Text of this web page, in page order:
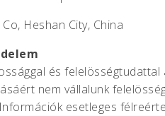
Heshan City, China
és
nem vállalunk
esetleges